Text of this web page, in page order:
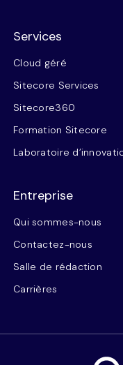
Services
Cloud géré
Sitecore Services
Sitecore360
Formation Sitecore
Laboratoire
Entreprise
Qui sommes-nous
Contactez-nous
Salle de rédaction
Carrières